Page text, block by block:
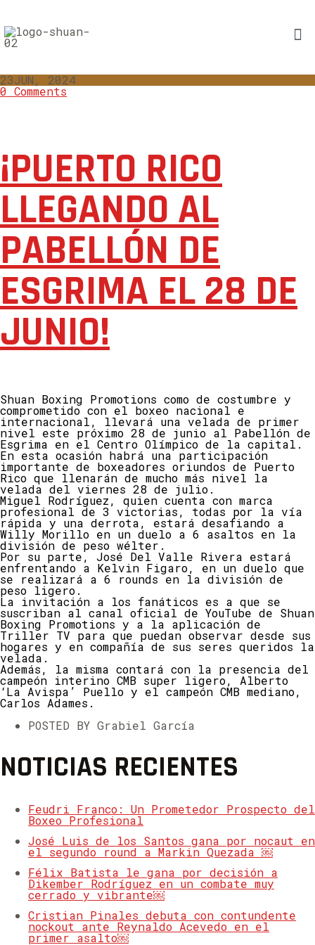
23JUN, 2024
0 Comments
¡PUERTO RICO
LLEGANDO AL
PABELLÓN DE
ESGRIMA EL 28 DE
JUNIO!
Shuan Boxing Promotions como de costumbre y
comprometido con el boxeo nacional e
internacional, llevará una velada de primer
nivel este próximo 28 de junio al Pabellón de
Esgrima en el Centro Olímpico de la capital.
En esta ocasión habrá una participación
importante de boxeadores oriundos de Puerto
Rico que llenarán de mucho más nivel la
velada del viernes 28 de julio.
Miguel Rodríguez, quien cuenta con marca
profesional de 3 victorias, todas por la vía
rápida y una derrota, estará desafiando a
Willy Morillo en un duelo a 6 asaltos en la
división de peso wélter.
Por su parte, José Del Valle Rivera estará
enfrentando a Kelvin Figaro, en un duelo que
se realizará a 6 rounds en la división de
peso ligero.
La invitación a los fanáticos es a que se
suscriban al canal oficial de YouTube de Shuan
Boxing Promotions y a la aplicación de
Triller TV para que puedan observar desde sus
hogares y en compañía de sus seres queridos la
velada.
Además, la misma contará con la presencia del
campeón interino CMB super ligero, Alberto
‘La Avispa’ Puello y el campeón CMB mediano,
Carlos Adames.
POSTED BY Grabiel García
NOTICIAS RECIENTES
Feudri Franco: Un Prometedor Prospecto del
Boxeo Profesional
José Luis de los Santos gana por nocaut en
el segundo round a Markin Quezada ￼
Félix Batista le gana por decisión a
Dikember Rodríguez en un combate muy
cerrado y vibrante￼
Cristian Pinales debuta con contundente
nockout ante Reynaldo Acevedo en el
primer asalto￼